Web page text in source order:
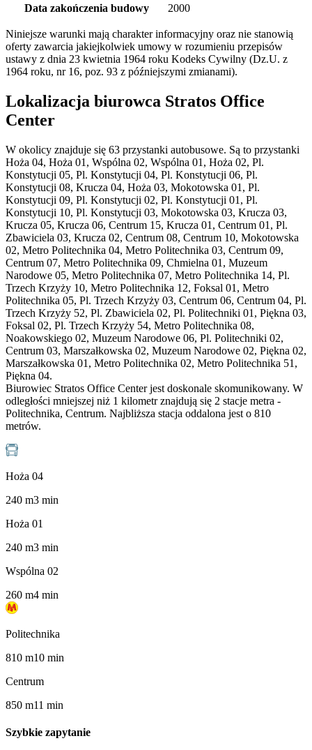
Data zakończenia budowy 2000
Niniejsze warunki mają charakter informacyjny oraz nie stanowią
oferty zawarcia jakiejkolwiek umowy w rozumieniu przepisów
ustawy z dnia 23 kwietnia 1964 roku Kodeks Cywilny (Dz.U. z
1964 roku, nr 16, poz. 93 z późniejszymi zmianami).
Lokalizacja biurowca Stratos Office
Center
W okolicy znajduje się 63 przystanki autobusowe. Są to przystanki
Hoża 04, Hoża 01, Wspólna 02, Wspólna 01, Hoża 02, Pl.
Konstytucji 05, Pl. Konstytucji 04, Pl. Konstytucji 06, Pl.
Konstytucji 08, Krucza 04, Hoża 03, Mokotowska 01, Pl.
Konstytucji 09, Pl. Konstytucji 02, Pl. Konstytucji 01, Pl.
Konstytucji 10, Pl. Konstytucji 03, Mokotowska 03, Krucza 03,
Krucza 05, Krucza 06, Centrum 15, Krucza 01, Centrum 01, Pl.
Zbawiciela 03, Krucza 02, Centrum 08, Centrum 10, Mokotowska
02, Metro Politechnika 04, Metro Politechnika 03, Centrum 09,
Centrum 07, Metro Politechnika 09, Chmielna 01, Muzeum
Narodowe 05, Metro Politechnika 07, Metro Politechnika 14, Pl.
Trzech Krzyży 10, Metro Politechnika 12, Foksal 01, Metro
Politechnika 05, Pl. Trzech Krzyży 03, Centrum 06, Centrum 04, Pl.
Trzech Krzyży 52, Pl. Zbawiciela 02, Pl. Politechniki 01, Piękna 03,
Foksal 02, Pl. Trzech Krzyży 54, Metro Politechnika 08,
Noakowskiego 02, Muzeum Narodowe 06, Pl. Politechniki 02,
Centrum 03, Marszałkowska 02, Muzeum Narodowe 02, Piękna 02,
Marszałkowska 01, Metro Politechnika 02, Metro Politechnika 51,
Piękna 04.
Biurowiec Stratos Office Center jest doskonale skomunikowany. W
odległości mniejszej niż 1 kilometr znajdują się 2 stacje metra -
Politechnika, Centrum. Najbliższa stacja oddalona jest o 810
metrów.
Hoża 04
240 m3 min
Hoża 01
240 m3 min
Wspólna 02
260 m4 min
Politechnika
810 m10 min
Centrum
850 m11 min
Szybkie zapytanie